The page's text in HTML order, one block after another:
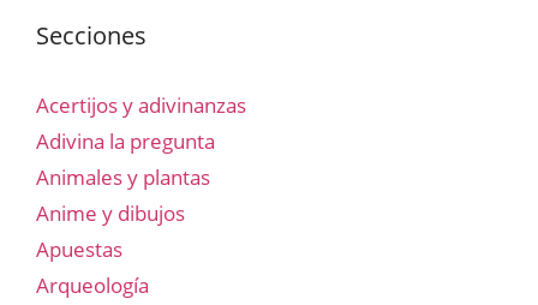
Secciones
Acertijos y adivinanzas
Adivina la pregunta
Animales y plantas
Anime y dibujos
Apuestas
Arqueología